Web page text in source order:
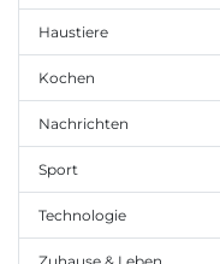
Haustiere
Kochen
Nachrichten
Sport
Technologie